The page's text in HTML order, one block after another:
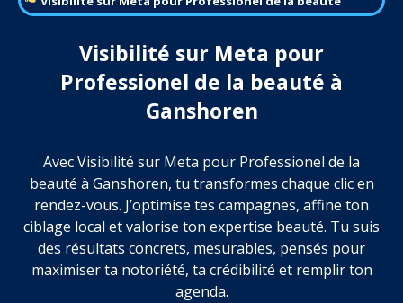
Visibilité sur Meta pour
Professionel de la beauté à
Ganshoren
Avec Visibilité sur Meta pour Professionel de la
beauté à Ganshoren, tu transformes chaque clic en
rendez-vous. J’optimise tes campagnes, affine ton
ciblage local et valorise ton expertise beauté. Tu suis
des résultats concrets, mesurables, pensés pour
maximiser ta notoriété, ta crédibilité et remplir ton
agenda.